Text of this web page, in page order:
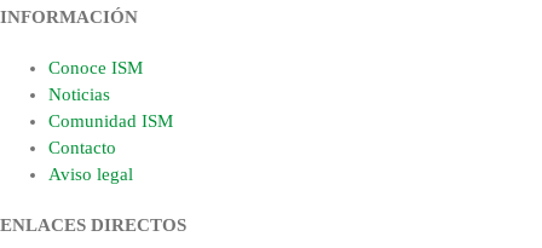
INFORMACIÓN
Conoce ISM
Noticias
Comunidad ISM
Contacto
Aviso legal
ENLACES DIRECTOS